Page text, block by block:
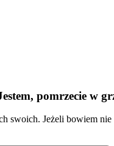
pomrzecie w
swoich. Jeżeli bowiem